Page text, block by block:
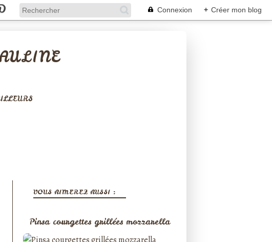
Connexion + Créer mon blog
VOUS AIMEREZ AUSSI :
Pinsa courgettes grillées mozzarella